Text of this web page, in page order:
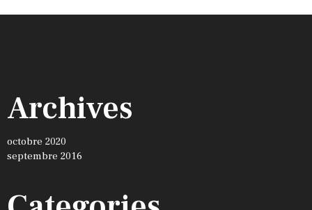
Archives
octobre 2020
septembre 2016